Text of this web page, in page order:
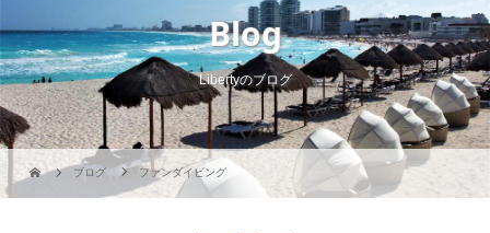
Blog
Libertyのブログ
ブログ ファンダイビング